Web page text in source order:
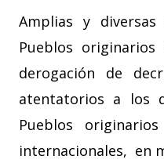
Amplias y diversas
Pueblos originarios
derogación de
atentatorios a los
Pueblos
internacionales, en